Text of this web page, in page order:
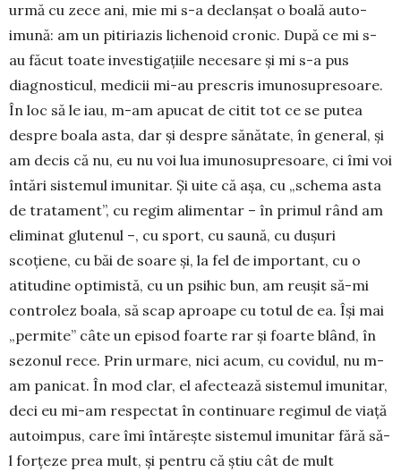
urmă cu zece ani, mie mi s-a declanşat o boală auto­
imună: am un pitiriazis lichenoid cro­nic. După ce mi s-
au făcut toate inves­ti­gaţiile necesare şi mi s-a pus
diagnosticul, medicii mi-au prescris imunosupresoare.
În loc să le iau, m-am apucat de citit tot ce se putea
des­pre boala asta, dar şi despre sănătate, în ge­neral, şi
am decis că nu, eu nu voi lua imu­nosupresoare, ci îmi voi
întări sistemul imu­nitar. Şi uite că aşa, cu „schema asta
de tra­tament”, cu regim alimentar – în primul rând am
eliminat glutenul –, cu sport, cu sa­u­nă, cu duşuri
scoţiene, cu băi de soare şi, la fel de im­portant, cu o
atitudine optimistă, cu un psi­hic bun, am reuşit să-mi
controlez boal­a, să scap aproape cu totul de ea. Îşi mai
„permite” câte un episod foarte rar şi foarte blând, în
sezonul rece. Prin urmare, nici acum, cu covidul, nu m-
am panicat. În mod clar, el afectează sistemul imuni­tar,
deci eu mi-am respectat în continuare regimul de viaţă
autoimpus, care îmi în­tăreşte sistemul imunitar fără să-
l forțeze prea mult, şi pen­tru că ştiu cât de mult